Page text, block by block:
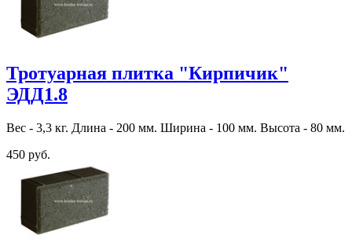
Тротуарная плитка "Кирпичик"
ЭДД1.8
Вес - 3,3 кг. Длина - 200 мм. Ширина - 100 мм. Высота - 80 мм.
450 руб.